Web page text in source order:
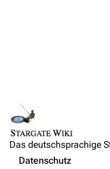
IRC-
Nicht angemeldet
Personen
Orte
Objekte
Das deutschsprachige
Datenschutz